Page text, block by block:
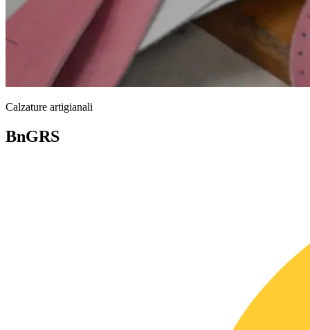
Calzature artigianali
BnGRS